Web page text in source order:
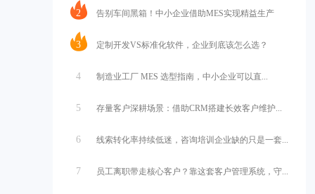
2 告别车间黑箱！中小企业借助MES实现精益生产
3 定制开发VS标准化软件，企业到底该怎么选？
4 制造业工厂 MES 选型指南，中小企业可以直...
5 存量客户深耕场景：借助CRM搭建长效客户维护...
6 线索转化率持续低迷，咨询培训企业缺的只是一套...
7 员工离职带走核心客户？靠这套客户管理系统，守...